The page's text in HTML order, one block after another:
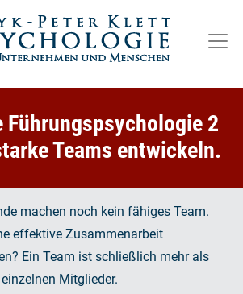
Führungspsychologie 2
Teams entwickeln.
machen noch kein fähiges Team.
effektive Zusammenarbeit
Ein Team ist schließlich mehr als
Mitglieder.